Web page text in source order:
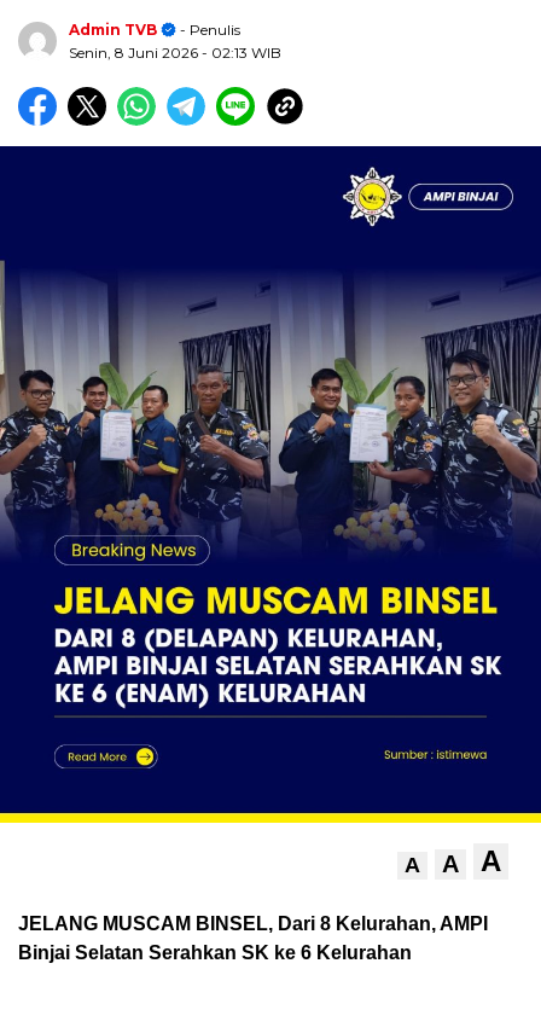
Admin TVB
- Penulis
Senin, 8 Juni 2026 - 02:13 WIB
A A A
JELANG MUSCAM BINSEL, Dari 8 Kelurahan, AMPI
Binjai Selatan Serahkan SK ke 6 Kelurahan